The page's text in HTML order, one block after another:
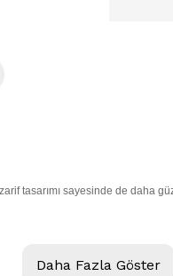
tasarımı sayesinde de daha
Daha Fazla Göster